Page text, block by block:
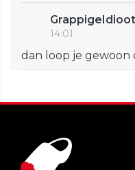
GrappigeIdioot
14:01
dan loop je gewoon